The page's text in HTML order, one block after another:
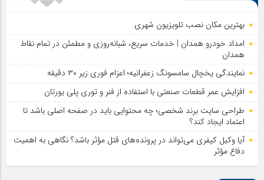
بهترین مکان نصب تلویزیون شهری
امداد خودرو همدان | خدمات سریع، شبانه‌روزی و مطمئن در تمام نقاط
همدان
نمایندگی یخچال سامسونگ زعفرانیه؛ اعزام فوری زیر ۳۰ دقیقه
افزایش عمر قطعات صنعتی با استفاده از فنر و توری پلی یورتان
طراحی سایت برند شخصی؛ چه محتوایی باید در صفحه اصلی باشد تا
اعتماد ایجاد کند؟
آیا وکیل کیفری می‌تواند در پرونده‌های قتل مؤثر باشد؟ نگاهی به اهمیت
دفاع مؤثر